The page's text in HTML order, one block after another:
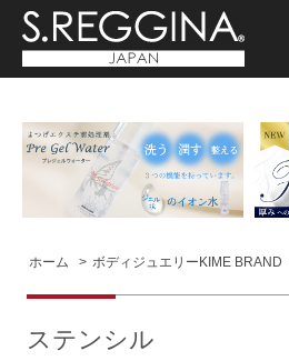
ホーム > ボディジュエリーKIME BRAND
ステンシル